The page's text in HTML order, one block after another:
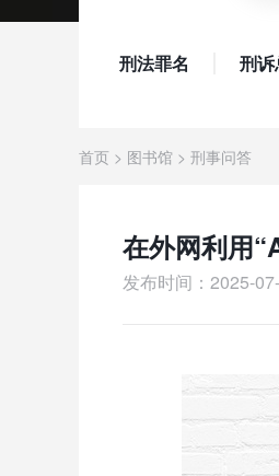
刑法罪名 刑
首页 > 图书馆 > 刑事问答
在外网利用
发布时间：2025-